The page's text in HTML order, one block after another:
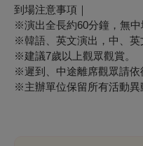
到場注意事項｜
※演出全長約60分鐘，無中
※韓語、英文演出 ，中、英
※建議7歲以上觀眾觀賞。
※遲到、中途離席觀眾請依
※主辦單位保留所有活動異